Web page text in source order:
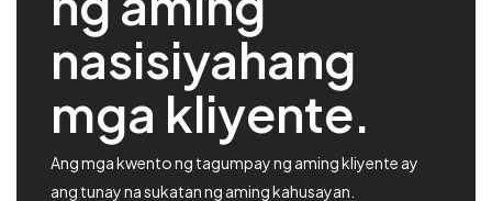
nasisiyahang
mga kliyente.
Ang mga kwento ng tagumpay ng aming kliyente ay
ang tunay na sukatan ng aming kahusayan.